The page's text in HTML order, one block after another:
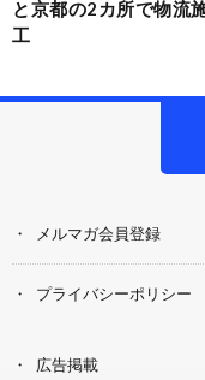
と京都の2カ所で物流
工
メルマガ会員登録
プライバシーポリシー
広告掲載